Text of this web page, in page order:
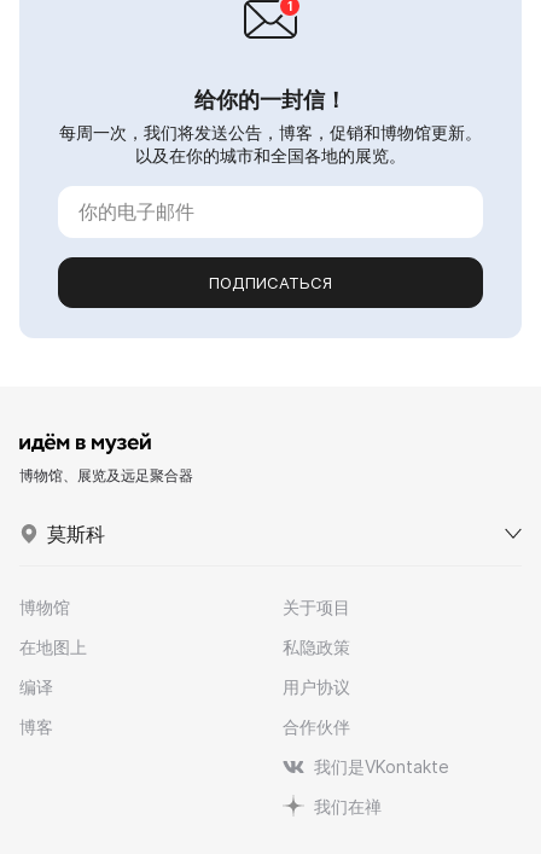
给你的一封信！
每周一次，我们将发送公告，博客，促销和博物馆更新。
以及在你的城市和全国各地的展览。
ПОДПИСАТЬСЯ
博物馆、展览及远足聚合器
莫斯科
博物馆
在地图上
编译
博客
关于项目
私隐政策
用户协议
合作伙伴
我们是VKontakte
我们在禅